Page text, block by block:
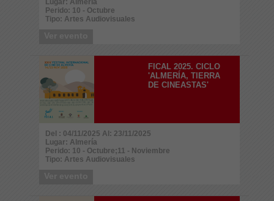
Perido: 10 - Octubre
Tipo: Artes Audiovisuales
FICAL 2025. CICLO
'ALMERÍA, TIERRA
DE CINEASTAS'
Del : 04/11/2025 Al: 23/11/2025
Lugar: Almería
Perido: 10 - Octubre;11 - Noviembre
Tipo: Artes Audiovisuales